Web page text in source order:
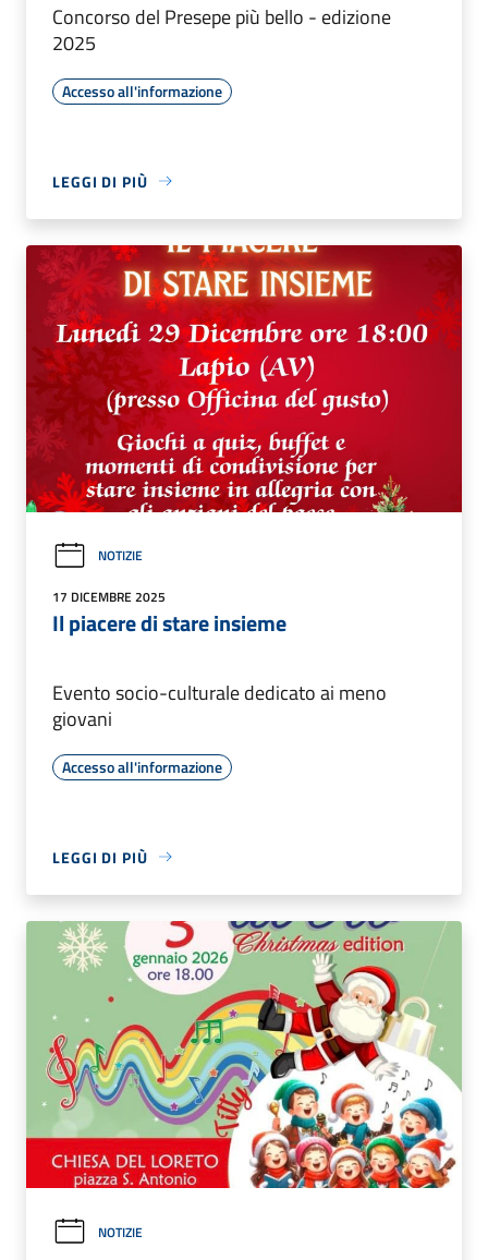
Concorso del Presepe più bello - edizione
2025
Accesso all'informazione
LEGGI DI PIÙ
NOTIZIE
17 DICEMBRE 2025
Il piacere di stare insieme
Evento socio-culturale dedicato ai meno
giovani
Accesso all'informazione
LEGGI DI PIÙ
NOTIZIE